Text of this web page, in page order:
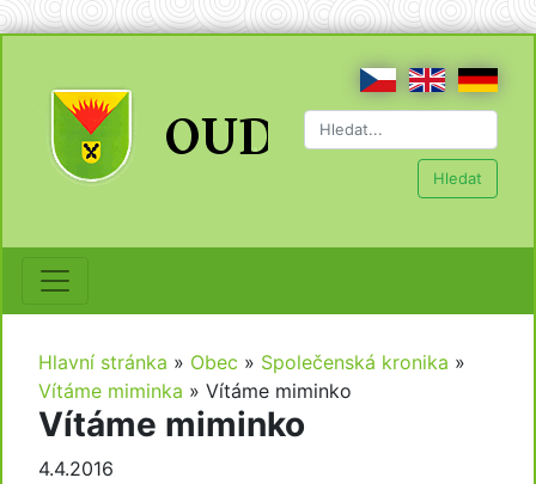
Hledat
Hlavní stránka » Obec » Společenská kronika »
Vítáme miminka » Vítáme miminko
Vítáme miminko
4.4.2016